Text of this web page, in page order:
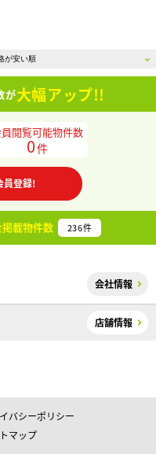
が大幅アップ!!
閲覧可能物件数
0件
員登録!
載物件数 236件
会社情報
店舗情報
バシーポリシー
マップ